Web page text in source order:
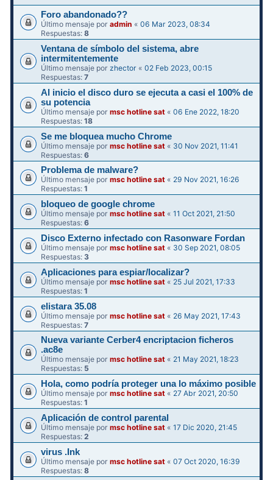
Foro abandonado??
Último mensaje poradmin «06 Mar 2023, 08:34
Respuestas:8
Ventana de símbolo del sistema, abre
intermitentemente
Último mensaje por zhector «02 Feb 2023, 00:15
Respuestas:7
Al inicio el disco duro se ejecuta a casi el 100% de
su potencia
Último mensaje pormsc hotline sat «06 Ene 2022, 18:20
Respuestas:18
Se me bloquea mucho Chrome
Último mensaje pormsc hotline sat « 30 Nov 2021, 11:41
Respuestas:6
Problema de malware?
Último mensaje pormsc hotline sat « 29 Nov 2021, 16:26
Respuestas:1
bloqueo de google chrome
Último mensaje pormsc hotline sat «11 Oct 2021, 21:50
Respuestas:6
Disco Externo infectado con Rasonware Fordan
Último mensaje pormsc hotline sat « 30 Sep 2021, 08:05
Respuestas:3
Aplicaciones para espiar/localizar?
Último mensaje pormsc hotline sat « 25 Jul 2021, 17:33
Respuestas:1
elistara 35.08
Último mensaje pormsc hotline sat « 26 May 2021, 17:43
Respuestas:7
Nueva variante Cerber4 encriptacion ficheros
.ac8e
Último mensaje pormsc hotline sat « 21 May 2021, 18:23
Respuestas: 5
Hola, como podría proteger una lo máximo posible
Último mensaje pormsc hotline sat « 27 Abr 2021, 20:50
Respuestas:1
Aplicación de control parental
Último mensaje pormsc hotline sat «17 Dic 2020, 21:45
Respuestas:2
virus .Ink
Último mensaje pormsc hotline sat «07 Oct 2020, 16:39
Respuestas:8